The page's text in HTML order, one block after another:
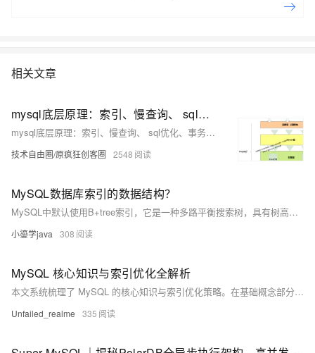
RDS（Relational Database Service）是一种稳定可靠、可弹性伸缩的在
相关文章
mysql底层原理：索引、慢查询、 sql优化、事务、隔离级别、MVCC、redolog、undolog（图解+秒懂+史上最全）
mysql底层原理：索引、慢查询、 sql优化、事务、隔离级别、MVCC、redolog、undolog（图解+秒懂+史上最全）
技术自由圈/原疯狂创客圈 2548
MySQL数据库索引的数据结构？
MySQL中默认使用B+tree索引，它是一种多路平衡搜索树，具有树高较低、检索速度快的特点。所有数据存储在叶子节点，非叶子节点仅作索引，且叶子节点形成双向链表，便于区间查询。
小鎏学java 308
MySQL 核心知识与索引优化全解析
本文系统梳理了 MySQL 的核心知识与索引优化策略。在基础概念部分，阐述了 char 与 varchar 在存储方式和性能上的差异，以及事务的 ACID 特性、并发事务问题及对应的隔离级别（MySQL 默认 REPEATABLE READ）。 索引基础部分，详解了 InnoDB 默认的 B+tree 索引结构（多路平衡树、叶子节点存数据、双向链表支持区间查询），区分了聚簇索引（数据与索引共存，唯一）和二级索引（数据与索引分离，多个），解释了回表查询的概念及优化方法，并分析了 B+tree 作为索引结构的优势（树高低、效率稳、支持区间查询）。 索引优化部分，列出了索引创建的六大原则
Unfailed_realme 335